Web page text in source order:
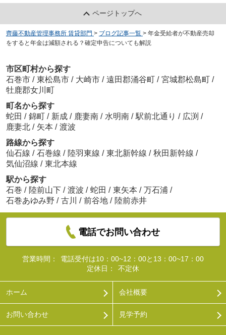
ページトップへ
齊藤不動産管理事務所 賃貸部門 > ブログ記事一覧 > 年金受給者が不動産売却
をすると年金は減額される？確定申告についても解説
市区町村から探す
石巻市 / 東松島市 / 大崎市 / 遠田郡涌谷町 / 宮城郡松島町 /
牡鹿郡女川町
町名から探す
蛇田 / 錦町 / 新成 / 鹿妻南 / 水明南 / 駅前北通り / 広渕 /
鹿妻北 / 矢本 / 渡波
路線から探す
仙石線 / 石巻線 / 陸羽東線 / 東北新幹線 / 秋田新幹線 /
気仙沼線 / 東北本線
駅から探す
石巻 / 陸前山下 / 渡波 / 蛇田 / 東矢本 / 万石浦 /
石巻あゆみ野 / 古川 / 前谷地 / 陸前赤井
電話でお問い合わせ
営業時間：
電話受付は10：00~12：00と13：00~17：00
定休日：
不定休
ホーム 会社概要
お問い合わせ 見学予約